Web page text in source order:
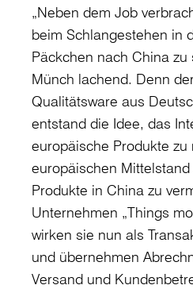
„Neben dem Job
beim Schlangestehen in
Päckchen nach China zu
Münch lachend. Denn
Qualitätsware aus
entstand die Idee, das
europäische Produkte zu
europäischen
Produkte in China zu
Unternehmen „Things
wirken sie nun als
und übernehmen
Versand und